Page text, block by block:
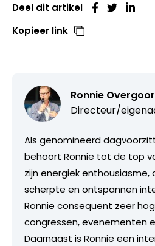
Deel dit artikel
Kopieer link
Ronnie Overgoor
Directeur/
Als genomineerd
behoort Ronnie tot de top
zijn energiek enthousiasme,
scherpte en ontspannen
Ronnie consequent zeer
congressen, evenementen
Daarnaast is Ronnie een